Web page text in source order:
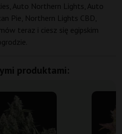
Auto Northern Lights, Auto
Pie, Northern Lights CBD,
teraz i ciesz się egipskim
produktami: